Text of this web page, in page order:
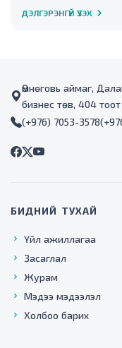
ДЭЛГЭРЭНГҮЙ ҮЗЭХ
Өмнөговь аймаг,
бизнес төв, 404 тоот
(+976) 7053-3578
БИДНИЙ ТУХАЙ
Үйл ажиллагаа
Засаглал
Журам
Мэдээ мэдээлэл
Холбоо барих